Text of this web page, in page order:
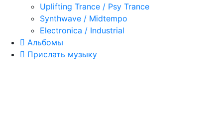
Uplifting Trance / Psy Trance
Synthwave / Midtempo
Electronica / Industrial
Альбомы
Прислать музыку